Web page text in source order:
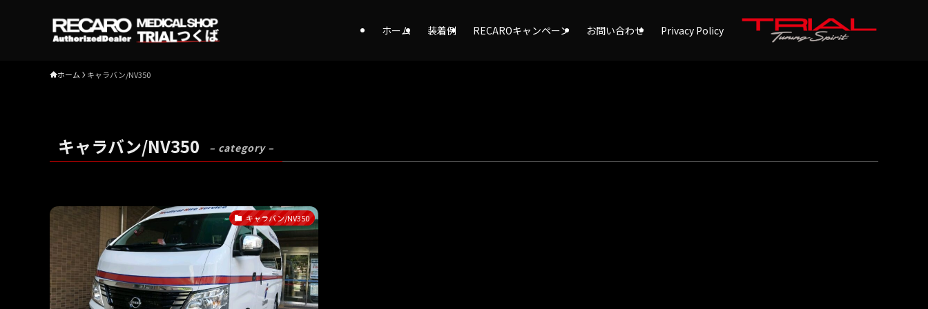
ホーム 装着例 RECAROキャンペーン お問い合わせ Privacy Policy
ホーム キャラバン/NV350
キャラバン/NV350 – category –
キャラバン/NV350